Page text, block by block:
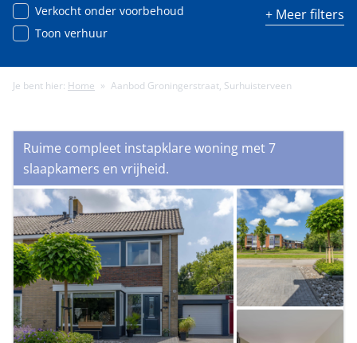
Verkocht onder voorbehoud
Toon verhuur
+ Meer filters
Minimale energielabel
Minimale gebruiksoppervlakte (m²)
Minimale perceeloppervlakte (m²)
Minimaal aantal kamers
Je bent hier: Home » Aanbod Groningerstraat, Surhuisterveen
Ruime compleet instapklare woning met 7
slaapkamers en vrijheid.